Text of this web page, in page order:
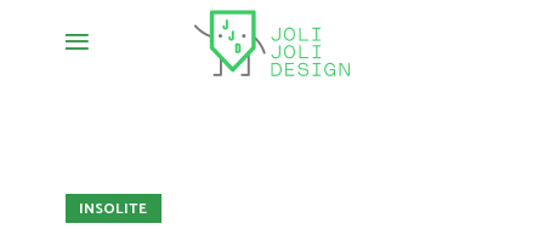
INSOLITE